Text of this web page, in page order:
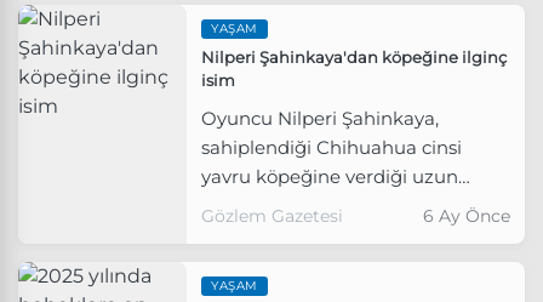
bildirdi.
YAŞAM
Nilperi Şahinkaya'dan köpeğine ilginç
isim
Oyuncu Nilperi Şahinkaya,
sahiplendiği Chihuahua cinsi
yavru köpeğine verdiği uzun
isimle gündem oldu
Gözlem Gazetesi 6 Ay Önce
YAŞAM